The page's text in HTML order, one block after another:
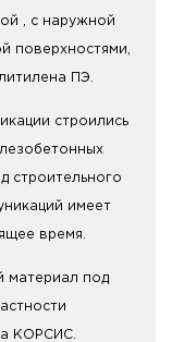
, с наружной
поверхностями,
ПЭ.
строились
строительного
имеет
время.
материал под
КОРСИС.